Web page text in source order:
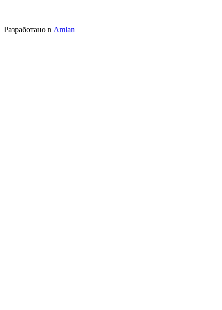
Разработано в Amlan